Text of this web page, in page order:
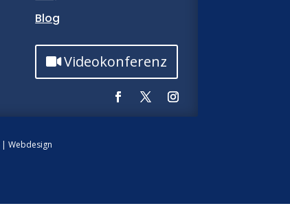
Blog
Videokonferenz
|Webdesign